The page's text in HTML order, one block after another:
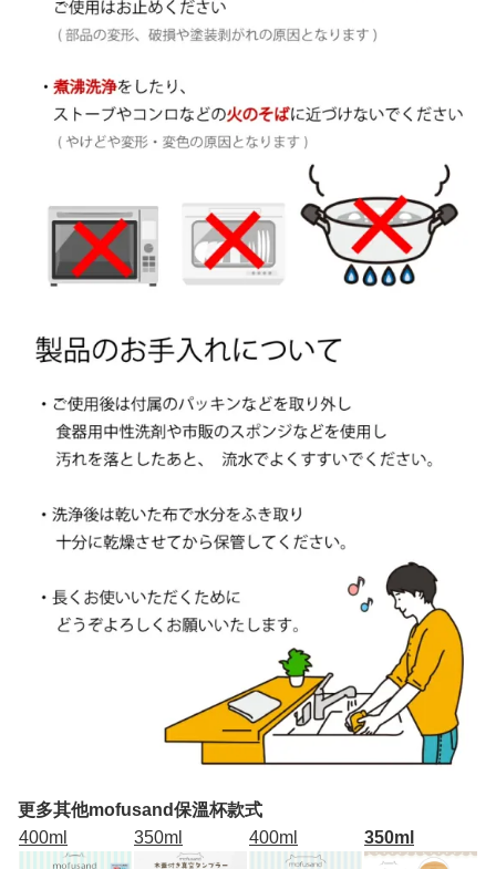
更多其他mofusand保溫杯款式
400ml
350ml 400ml 350ml